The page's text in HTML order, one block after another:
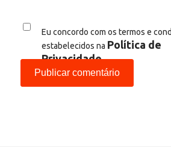
Eu concordo com os termos e
estabelecidos na Política de
Privacidade